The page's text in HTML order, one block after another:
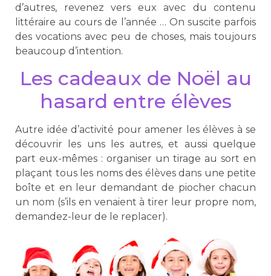
d’autres, revenez vers eux avec du contenu
littéraire au cours de l’année … On suscite parfois
des vocations avec peu de choses, mais toujours
beaucoup d’intention.
Les cadeaux de Noël au
hasard entre élèves
Autre idée d’activité pour amener les élèves à se
découvrir les uns les autres, et aussi quelque
part eux-mêmes : organiser un tirage au sort en
plaçant tous les noms des élèves dans une petite
boîte et en leur demandant de piocher chacun
un nom (s’ils en venaient à tirer leur propre nom,
demandez-leur de le replacer).